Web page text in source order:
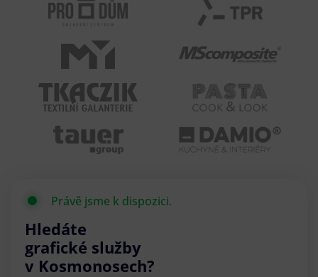
Právě jsme k dispozici.
Hledáte
grafické služby
v Kosmonosech?